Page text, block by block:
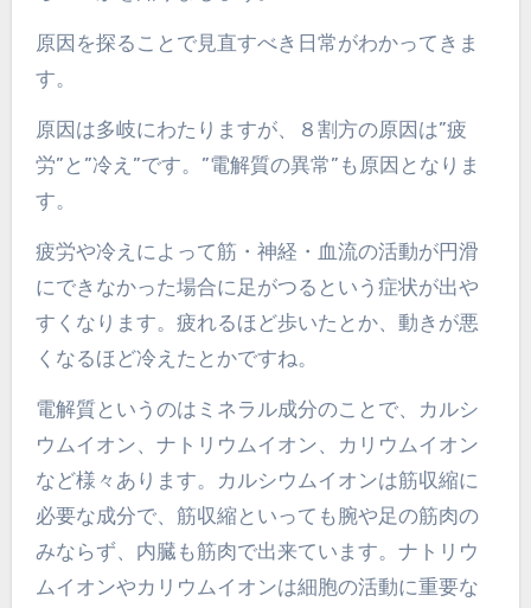
原因を探ることで見直すべき日常がわかってきま
す。
原因は多岐にわたりますが、８割方の原因は”疲
労”と”冷え”です。”電解質の異常”も原因となりま
す。
疲労や冷えによって筋・神経・血流の活動が円滑
にできなかった場合に足がつるという症状が出や
すくなります。疲れるほど歩いたとか、動きが悪
くなるほど冷えたとかですね。
電解質というのはミネラル成分のことで、カルシ
ウムイオン、ナトリウムイオン、カリウムイオン
など様々あります。カルシウムイオンは筋収縮に
必要な成分で、筋収縮といっても腕や足の筋肉の
みならず、内臓も筋肉で出来ています。ナトリウ
ムイオンやカリウムイオンは細胞の活動に重要な